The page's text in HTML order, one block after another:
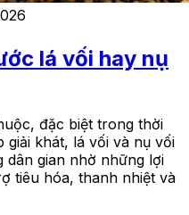
lá vối hay nụ
đặc biệt trong thời
giải khát, lá vối và nụ vối
gian nhờ những lợi
tiêu hóa, thanh nhiệt và